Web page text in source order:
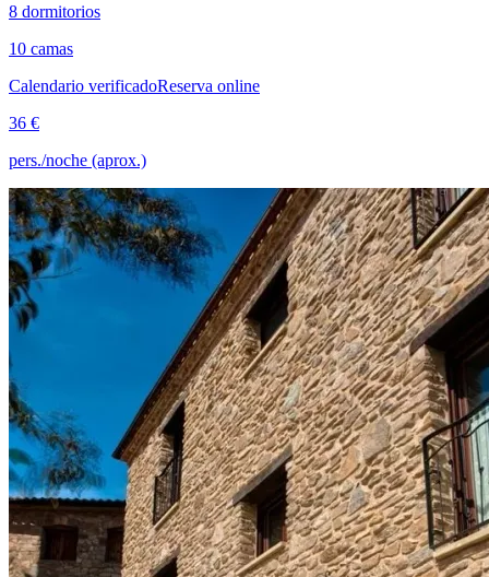
8 dormitorios
10 camas
Calendario verificadoReserva online
36 €
pers./noche (aprox.)